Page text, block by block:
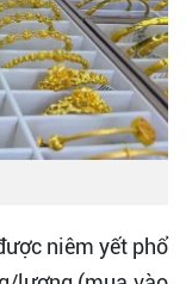
niêm yết phổ